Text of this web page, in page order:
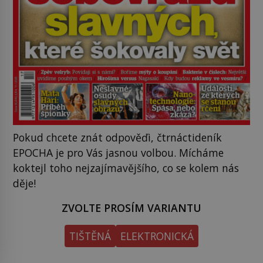
Pokud chcete znát odpověďi, čtrnáctideník
EPOCHA je pro Vás jasnou volbou. Mícháme
koktejl toho nejzajímavějšího, co se kolem nás
děje!
ZVOLTE PROSÍM VARIANTU
TIŠTĚNÁ
ELEKTRONICKÁ